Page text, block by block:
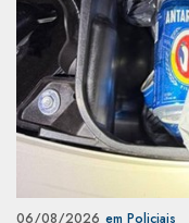
06/08/2026 em Policiais